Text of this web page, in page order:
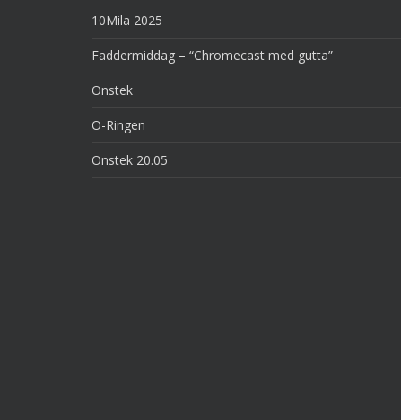
10Mila 2025
Faddermiddag – “Chromecast med gutta”
Onstek
O-Ringen
Onstek 20.05